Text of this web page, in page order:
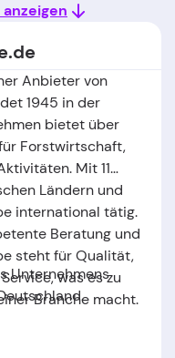
Anbieter von
1945 in der
bietet über
Forstwirtschaft,
Mit 11
Ländern und
international tätig.
Beratung und
steht für Qualität,
was es zu
Branche macht.
Unternehmens